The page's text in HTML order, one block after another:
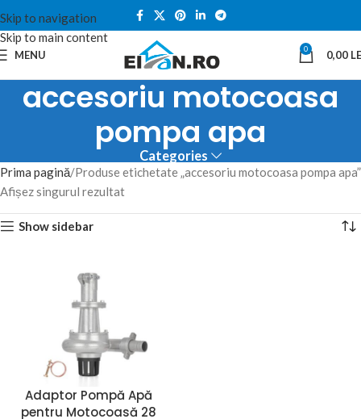
Skip to navigation
Skip to main content
MENU 0 0,00
accesoriu motocoasa
pompa apa
Categories
Prima pagină Produse etichetate „accesoriu motocoasa pompa apa”
Afișez singurul rezultat
Show sidebar
Adaptor Pompă Apă
pentru Motocoasă 28